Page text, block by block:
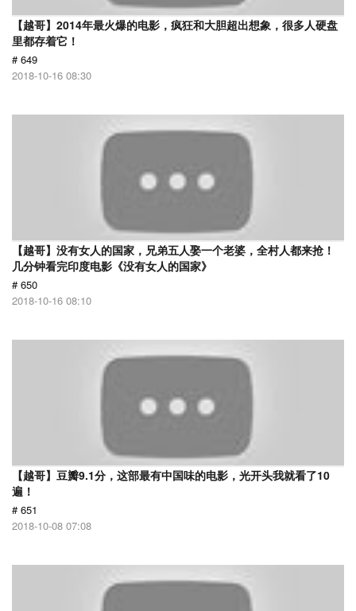
【越哥】2014年最火爆的电影，疯狂和大胆超出想象，很多人硬盘
里都存着它！
# 649
2018-10-16 08:30
【越哥】没有女人的国家，兄弟五人娶一个老婆，全村人都来抢！
几分钟看完印度电影《没有女人的国家》
# 650
2018-10-16 08:10
【越哥】豆瓣9.1分，这部最有中国味的电影，光开头我就看了10
遍！
# 651
2018-10-08 07:08